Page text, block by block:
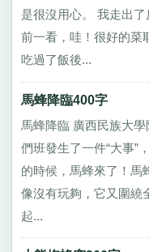
是很沒用心。 我走出
前一看，哇！很好的菜
吃過了飯後...
馬蜂降臨400字
馬蜂降臨 廣西民族大
們班發生了一件“大事”
的時候，馬蜂來了！馬
像沒有玩夠，它又圍繞
起...